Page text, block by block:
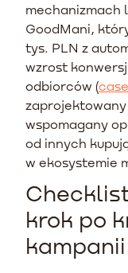
mechanizmach
GoodMani,
tys. PLN z
wzrost
odbiorców (
wspomagany
od innych
w ekosystemie
krok po
kampanii